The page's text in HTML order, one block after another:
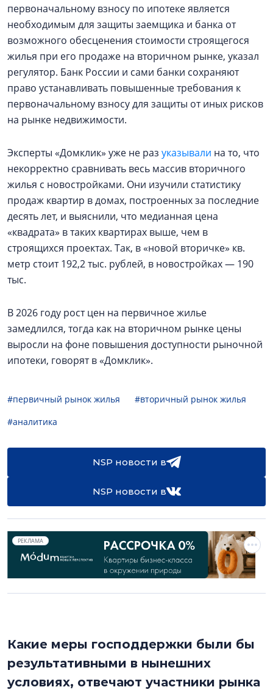
первоначальному взносу по ипотеке является
необходимым для защиты заемщика и банка от
возможного обесценения стоимости строящегося
жилья при его продаже на вторичном рынке, указал
регулятор. Банк России и сами банки сохраняют
право устанавливать повышенные требования к
первоначальному взносу для защиты от иных рисков
на рынке недвижимости.
Эксперты «Домклик» уже не раз указывали на то, что
некорректно сравнивать весь массив вторичного
жилья с новостройками. Они изучили статистику
продаж квартир в домах, построенных за последние
десять лет, и выяснили, что медианная цена
«квадрата» в таких квартирах выше, чем в
строящихся проектах. Так, в «новой вторичке» кв.
метр стоит 192,2 тыс. рублей, в новостройках — 190
тыс.
В 2026 году рост цен на первичное жилье
замедлился, тогда как на вторичном рынке цены
выросли на фоне повышения доступности рыночной
ипотеки, говорят в «Домклик».
#первичный рынок жилья
#вторичный рынок жилья
#аналитика
NSP новости в
NSP новости в
РЕКЛАМА
Какие меры господдержки были бы
результативными в нынешних
условиях, отвечают участники рынка